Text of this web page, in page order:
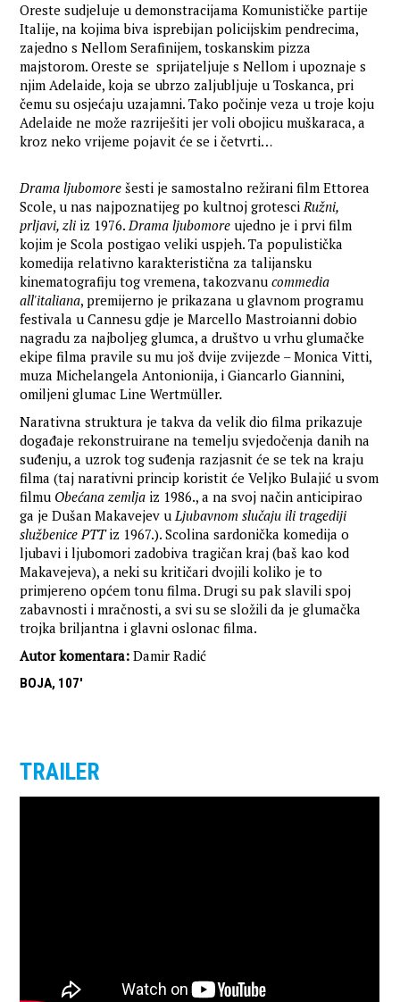
Oreste sudjeluje u demonstracijama Komunističke partije
Italije, na kojima biva isprebijan policijskim pendrecima,
zajedno s Nellom Serafinijem, toskanskim pizza
majstorom. Oreste se sprijateljuje s Nellom i upoznaje s
njim Adelaide, koja se ubrzo zaljubljuje u Toskanca, pri
čemu su osjećaju uzajamni. Tako počinje veza u troje koju
Adelaide ne može razriješiti jer voli obojicu muškaraca, a
kroz neko vrijeme pojavit će se i četvrti…
Drama ljubomore šesti je samostalno režirani film Ettorea
Scole, u nas najpoznatijeg po kultnoj grotesciRužni,
prljavi, zli iz 1976.Drama ljubomore ujedno je i prvi film
kojim je Scola postigao veliki uspjeh. Ta populistička
komedija relativno karakteristična za talijansku
kinematografiju tog vremena, takozvanucommedia
all'italiana, premijerno je prikazana u glavnom programu
festivala u Cannesu gdje je Marcello Mastroianni dobio
nagradu za najboljeg glumca, a društvo u vrhu glumačke
ekipe filma pravile su mu još dvije zvijezde – Monica Vitti,
muza Michelangela Antonionija, i Giancarlo Giannini,
omiljeni glumac Line Wertmüller.
Narativna struktura je takva da velik dio filma prikazuje
događaje rekonstruirane na temelju svjedočenja danih na
suđenju, a uzrok tog suđenja razjasnit će se tek na kraju
filma (taj narativni princip koristit će Veljko Bulajić u svom
filmu Obećana zemlja iz 1986., a na svoj način anticipirao
ga je Dušan Makavejev uLjubavnom slučaju ili tragediji
službenice PTTiz 1967.). Scolina sardonička komedija o
ljubavi i ljubomori zadobiva tragičan kraj (baš kao kod
Makavejeva), a neki su kritičari dvojili koliko je to
primjereno općem tonu filma. Drugi su pak slavili spoj
zabavnosti i mračnosti, a svi su se složili da je glumačka
trojka briljantna i glavni oslonac filma.
Autor komentara: Damir Radić
BOJA, 107'
TRAILER